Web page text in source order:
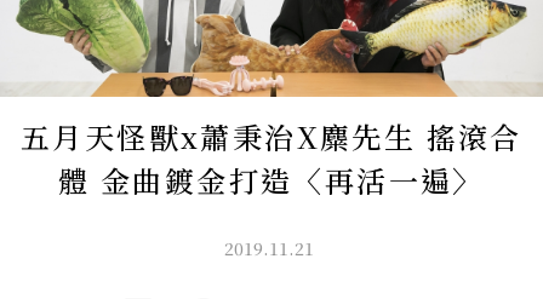
五月天怪獸x蕭秉治X麋先生 搖滾合
體 金曲鍍金打造〈再活一遍〉
2019.11.21